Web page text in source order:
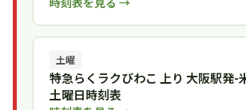
土曜
特急らくラクびわこ 上り 大阪駅発-
土曜日時刻表